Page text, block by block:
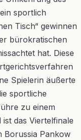
sportlich
Tisch“ gewinnen
bürokratischen
hat. Diese
Spielerin äußerte
sportliche
zu einem
ist das Viertelfinale
Borussia Pankow